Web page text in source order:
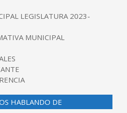
LEGISLATURA 2023-
MUNICIPAL
HABLANDO DE